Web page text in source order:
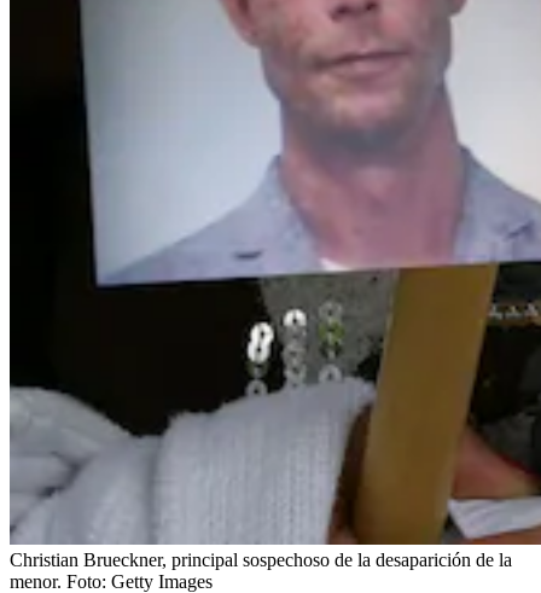
Christian Brueckner, principal sospechoso de la desaparición de la
menor. Foto: Getty Images